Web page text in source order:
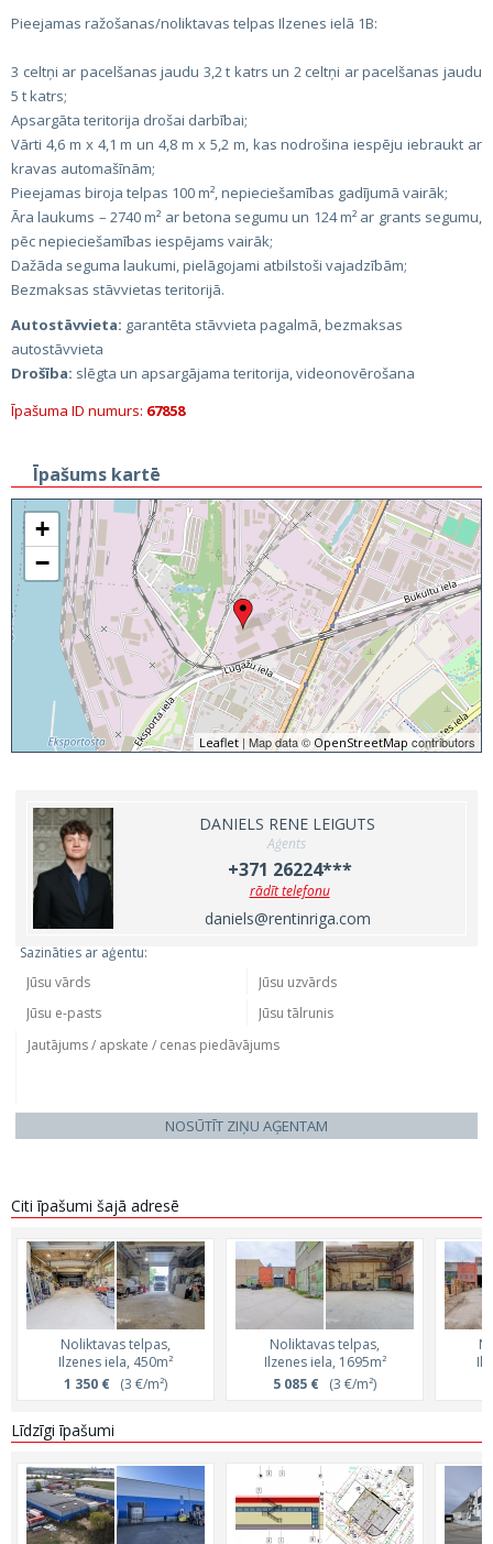
Pieejamas ražošanas/noliktavas telpas Ilzenes ielā 1B:
3 celtņi ar pacelšanas jaudu 3,2 t katrs un 2 celtņi ar pacelšanas jaudu
5 t katrs;
Apsargāta teritorija drošai darbībai;
Vārti 4,6 m x 4,1 m un 4,8 m x 5,2 m, kas nodrošina iespēju iebraukt ar
kravas automašīnām;
Pieejamas biroja telpas 100 m², nepieciešamības gadījumā vairāk;
Āra laukums – 2740 m² ar betona segumu un 124 m² ar grants segumu,
pēc nepieciešamības iespējams vairāk;
Dažāda seguma laukumi, pielāgojami atbilstoši vajadzībām;
Bezmaksas stāvvietas teritorijā.
Autostāvvieta: garantēta stāvvieta pagalmā, bezmaksas
autostāvvieta
Drošība: slēgta un apsargājama teritorija, videonovērošana
Īpašuma ID numurs: 67858
Īpašums kartē
+
−
Leaflet | Map data ©OpenStreetMap contributors
DANIELS RENE LEIGUTS
Aģents
+371 26224***
rādīt telefonu
daniels@rentinriga.com
Sazināties ar aģentu:
NOSŪTĪT ZIŅU AĢENTAM
Citi īpašumi šajā adresē
Noliktavas telpas,
Ilzenes iela, 450m²
1 350 € (3 €/m²)
Noliktavas telpas,
Ilzenes iela, 1695m²
5 085 € (3 €/m²)
Līdzīgi īpašumi